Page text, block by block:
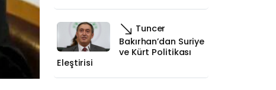
Tuncer
Bakırhan’dan Suriye
ve Kürt Politikası
Eleştirisi